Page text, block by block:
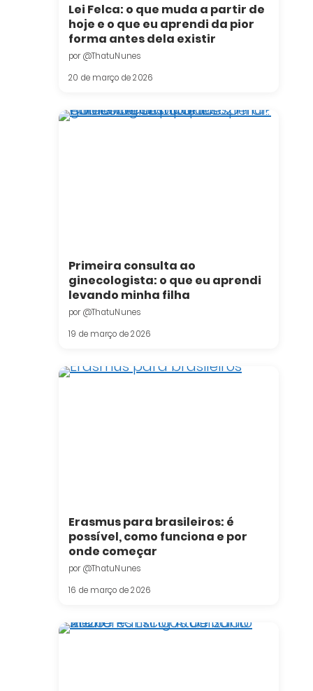
Lei Felca: o que muda a partir de
hoje e o que eu aprendi da pior
forma antes dela existir
por @ThatuNunes
20 de março de 2026
Primeira consulta ao
ginecologista: o que eu aprendi
levando minha filha
por @ThatuNunes
19 de março de 2026
Erasmus para brasileiros: é
possível, como funciona e por
onde começar
por @ThatuNunes
16 de março de 2026